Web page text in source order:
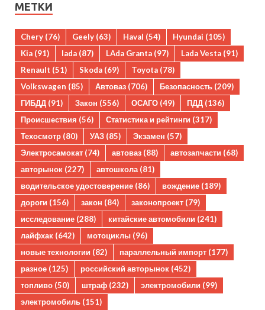
МЕТКИ
Chery (76) Geely (63) Haval (54) Hyundai (105)
Kia (91) lada (87) LAda Granta (97) Lada Vesta (91)
Renault (51) Skoda (69) Toyota (78)
Volkswagen (85) Автоваз (706) Безопасность (209)
ГИБДД (91) Закон (556) ОСАГО (49) ПДД (136)
Происшествия (56) Статистика и рейтинги (317)
Техосмотр (80) УАЗ (85) Экзамен (57)
Электросамокат (74) автоваз (88) автозапчасти (68)
авторынок (227) автошкола(81)
водительское удостоверение (86) вождение (189)
дороги (156) закон (84) законопроект (79)
исследование (288) китайские автомобили (241)
лайфхак (642) мотоциклы (96)
новые технологии (82) параллельный импорт (177)
разное (125) российский авторынок (452)
топливо (50) штраф (232) электромобили (99)
электромобиль (151)